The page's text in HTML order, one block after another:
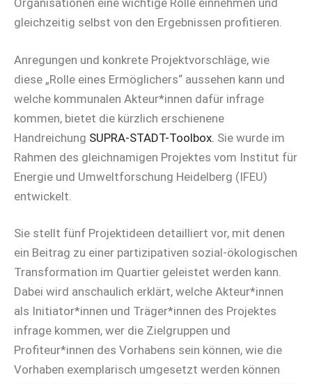
Organisationen eine wichtige Rolle einnehmen und
gleichzeitig selbst von den Ergebnissen profitieren.
Anregungen und konkrete Projektvorschläge, wie
diese „Rolle eines Ermöglichers“ aussehen kann und
welche kommunalen Akteur*innen dafür infrage
kommen, bietet die kürzlich erschienene
Handreichung SUPRA-STADT-Toolbox. Sie wurde im
Rahmen des gleichnamigen Projektes vom Institut für
Energie und Umweltforschung Heidelberg (IFEU)
entwickelt.
Sie stellt fünf Projektideen detailliert vor, mit denen
ein Beitrag zu einer partizipativen sozial-ökologischen
Transformation im Quartier geleistet werden kann.
Dabei wird anschaulich erklärt, welche Akteur*innen
als Initiator*innen und Träger*innen des Projektes
infrage kommen, wer die Zielgruppen und
Profiteur*innen des Vorhabens sein können, wie die
Vorhaben exemplarisch umgesetzt werden können